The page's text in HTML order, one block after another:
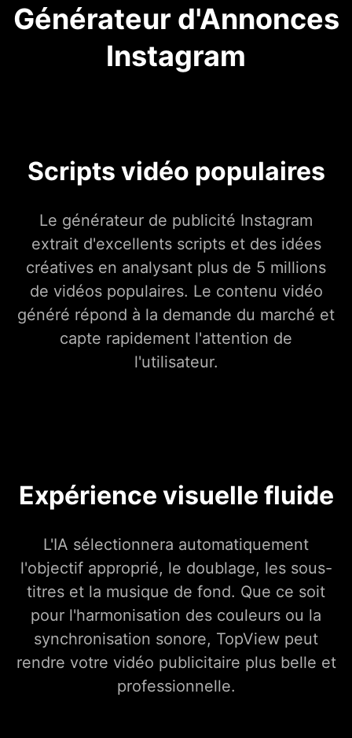
Générateur d'Annonces
Instagram
Scripts vidéo populaires
Le générateur de publicité Instagram
extrait d'excellents scripts et des idées
créatives en analysant plus de 5 millions
de vidéos populaires. Le contenu vidéo
généré répond à la demande du marché et
capte rapidement l'attention de
l'utilisateur.
Expérience visuelle fluide
L'IA sélectionnera automatiquement
l'objectif approprié, le doublage, les sous-
titres et la musique de fond. Que ce soit
pour l'harmonisation des couleurs ou la
synchronisation sonore, TopView peut
rendre votre vidéo publicitaire plus belle et
professionnelle.